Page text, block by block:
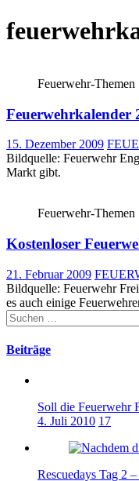
Feuerwehr-Themen
Feuerwehrkalender
15. Dezember 2009
Bildquelle: Feuerwehr
Markt gibt.
Feuerwehr-Themen
Kostenloser
21. Februar 2009
Bildquelle: Feuerwehr
es auch einige
Suchen
nach:
Beiträge
Soll die Feuerwehr
4. Juli 2010 17
Rescuedays Tag 2